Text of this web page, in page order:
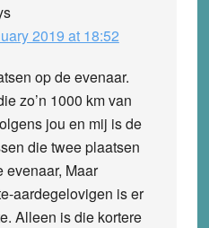
2019 at 18:52
op de evenaar.
zo’n 1000 km van
jou en mij is de
die twee plaatsen
evenaar, Maar
aardegelovigen is er
Alleen is die kortere